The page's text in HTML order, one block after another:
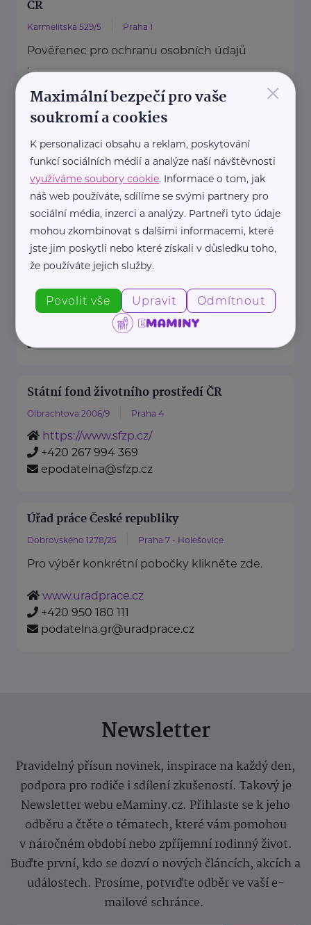
ČR
Karmelitská 529/5 Praha 1
Pověřenec pro ochranu osobních údajů
:
Mgr. Šárka Jílková,
+420 234 811 105, gdpr@msmt.cz
oznamovatelů
: Mgr. ...
https://www.msmt.cz/
+420 234 811 111
posta@msmt.cz
Loretánské náměstí 5 Praha 1 – Hradčany
https://www.mzv.cz/
Státní fond životního prostředí ČR
Olbrachtova 2006/9 Praha 4
https://www.sfzp.cz/
+420 267 994 369
epodatelna@sfzp.cz
Úřad práce České republiky
Dobrovského 1278/25 Praha 7 - Holešovice
Pro výběr konkrétní pobočky klikněte zde.
www.uradprace.cz
+420 950 180 111
podatelna.gr@uradprace.cz
Newsletter
Pravidelný přísun novinek, inspirace na každý den,
podpora pro rodiče i sdílení zkušeností. Takový je
Newsletter webu eMaminy.cz. Přihlaste se k jeho
odběru a čtěte o tématech, které vám pomohou
v náročném období nebo zpříjemní rodinný život.
Buďte první, kdo se dozví o nových článcích, akcích a
událostech. Prosíme, potvrďte odběr ve vaší e-
mailové schránce.
×
Maximální bezpečí pro vaše
soukromí a cookies
K personalizaci obsahu a reklam, poskytování
funkcí sociálních médií a analýze naší návštěvnosti
využíváme soubory cookie. Informace o tom, jak
náš web používáte, sdílíme se svými partnery pro
sociální média, inzerci a analýzy. Partneři tyto údaje
mohou zkombinovat s dalšími informacemi, které
jste jim poskytli nebo které získali v důsledku toho,
že používáte jejich služby.
Povolit vše Upravit Odmítnout